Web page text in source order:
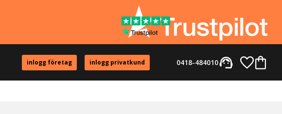
inlogg företag inlogg privatkund support_agent
0418-484010